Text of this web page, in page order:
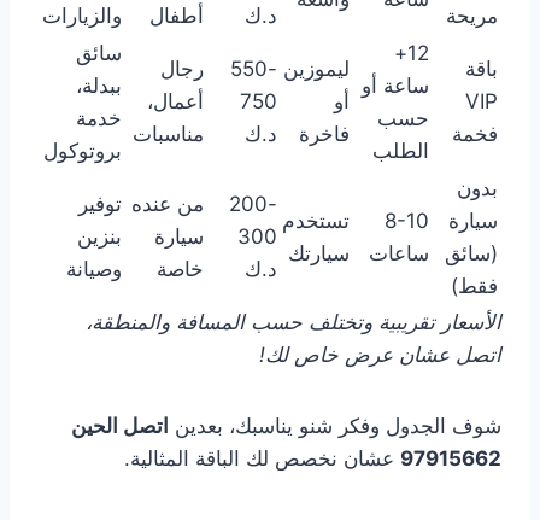
مريحة
د.ك
أطفال
والزيارات
باقة
VIP
فخمة
12+
ساعة أو
حسب
الطلب
ليموزين
أو
فاخرة
550-
750
د.ك
رجال
أعمال،
مناسبات
سائق
ببدلة،
خدمة
بروتوكول
بدون
سيارة
(سائق
فقط)
8-10
ساعات
تستخدم
سيارتك
200-
300
د.ك
من عنده
سيارة
خاصة
توفير
بنزين
وصيانة
الأسعار تقريبية وتختلف حسب المسافة والمنطقة،
اتصل عشان عرض خاص لك!
شوف الجدول وفكر شنو يناسبك، بعدين اتصل الحين
97915662 عشان نخصص لك الباقة المثالية.